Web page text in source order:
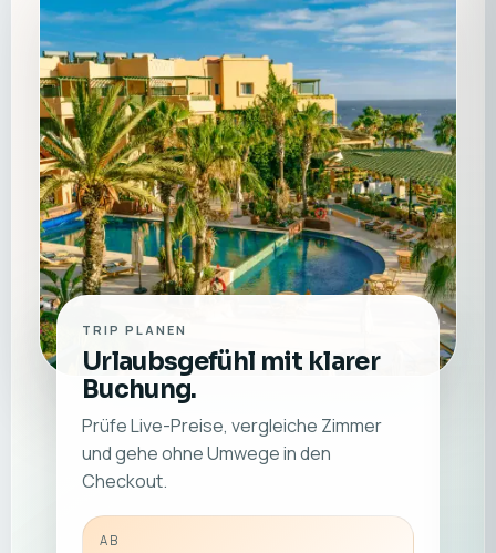
TRIP PLANEN
Urlaubsgefühl mit klarer
Buchung.
Prüfe Live-Preise, vergleiche Zimmer
und gehe ohne Umwege in den
Checkout.
AB